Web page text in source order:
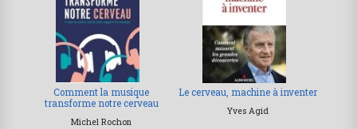
Comment la musique
transforme notre cerveau
Michel Rochon
Le cerveau, machine à inventer
Yves Agid